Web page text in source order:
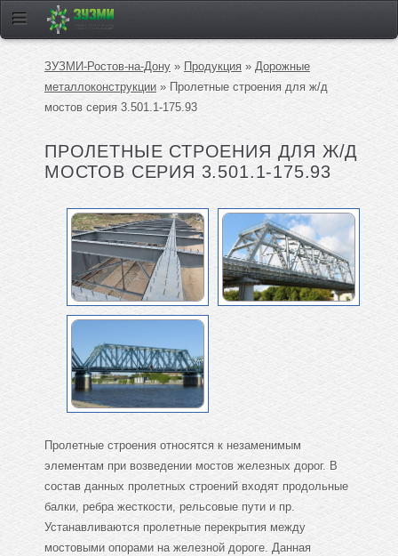
ЗУЗМИ-Ростов-на-Дону » Продукция » Дорожные
металлоконструкции » Пролетные строения для ж/д
мостов серия 3.501.1-175.93
ПРОЛЕТНЫЕ СТРОЕНИЯ ДЛЯ Ж/Д
МОСТОВ СЕРИЯ 3.501.1-175.93
Пролетные строения относятся к незаменимым
элементам при возведении мостов железных дорог. В
состав данных пролетных строений входят продольные
балки, ребра жесткости, рельсовые пути и пр.
Устанавливаются пролетные перекрытия между
мостовыми опорами на железной дороге. Данная